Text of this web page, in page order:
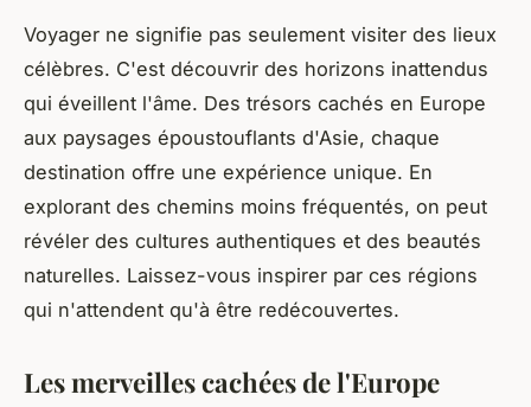
Voyager ne signifie pas seulement visiter des lieux
célèbres. C'est découvrir des horizons inattendus
qui éveillent l'âme. Des trésors cachés en Europe
aux paysages époustouflants d'Asie, chaque
destination offre une expérience unique. En
explorant des chemins moins fréquentés, on peut
révéler des cultures authentiques et des beautés
naturelles. Laissez-vous inspirer par ces régions
qui n'attendent qu'à être redécouvertes.
Les merveilles cachées de l'Europe